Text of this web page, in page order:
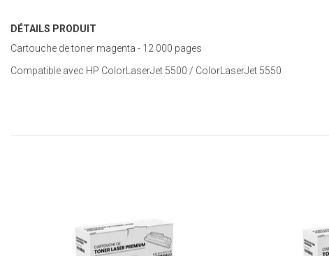
DÉTAILS PRODUIT
Cartouche de toner magenta - 12 000 pages
Compatible avec HP ColorLaserJet 5500 / ColorLaserJet 5550